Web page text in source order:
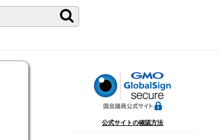
索
公式サイトの確認方法